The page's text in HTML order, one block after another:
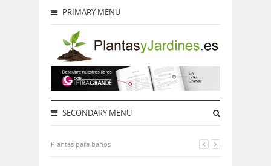
PRIMARY MENU
SECONDARY MENU
Plantas para baños